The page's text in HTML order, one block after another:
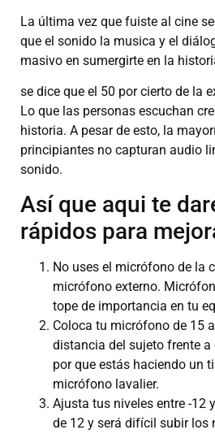
La última vez que fuiste al cine
que el sonido la musica y el
masivo en sumergirte en la
se dice que el 50 por cierto de la
Lo que las personas escuchan
historia. A pesar de esto, la
principiantes no capturan audio
sonido.
Así que aqui te
rápidos para
No uses el micrófono de la
micrófono externo.
tope de importancia en tu
Coloca tu micrófono de 15
distancia del sujeto frente a
por que estás haciendo un
micrófono lavalier.
Ajusta tus niveles entre -12
de 12 y será difícil subir los